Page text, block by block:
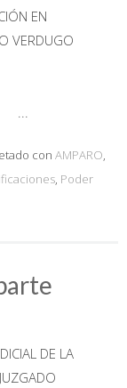
EN
VERDUGO
…………
con AMPARO,
, Poder
DE LA